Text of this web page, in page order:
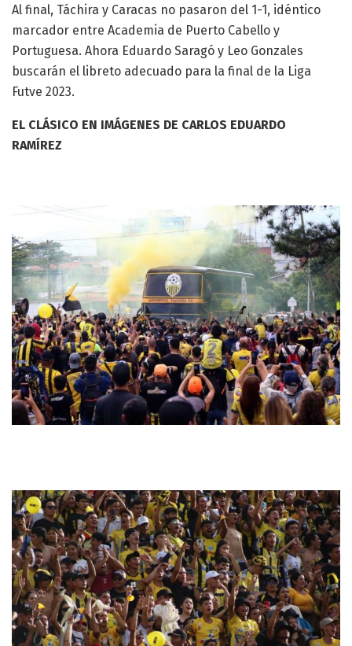
Al final, Táchira y Caracas no pasaron del 1-1, idéntico
marcador entre Academia de Puerto Cabello y
Portuguesa. Ahora Eduardo Saragó y Leo Gonzales
buscarán el libreto adecuado para la final de la Liga
Futve 2023.
EL CLÁSICO EN IMÁGENES DE CARLOS EDUARDO
RAMÍREZ